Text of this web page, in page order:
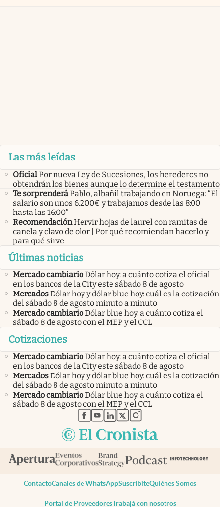
Las más leídas
OficialPor nueva Ley de Sucesiones, los herederos no
obtendrán los bienes aunque lo determine el testamento
Te sorprenderáPablo, albañil trabajando en Noruega: “El
salario son unos 6.200€ y trabajamos desde las 8:00
hasta las 16:00”
RecomendaciónHervir hojas de laurel con ramitas de
canela y clavo de olor | Por qué recomiendan hacerlo y
para qué sirve
Últimas noticias
Mercado cambiarioDólar hoy: a cuánto cotiza el oficial
en los bancos de la City este sábado 8 de agosto
MercadosDólar hoy y dólar blue hoy: cuál es la cotización
del sábado 8 de agosto minuto a minuto
Mercado cambiarioDólar blue hoy: a cuánto cotiza el
sábado 8 de agosto con el MEP y el CCL
Cotizaciones
Mercado cambiarioDólar hoy: a cuánto cotiza el oficial
en los bancos de la City este sábado 8 de agosto
MercadosDólar hoy y dólar blue hoy: cuál es la cotización
del sábado 8 de agosto minuto a minuto
Mercado cambiarioDólar blue hoy: a cuánto cotiza el
sábado 8 de agosto con el MEP y el CCL
abre en nueva pestaña
abre en nueva pestaña
abre en nueva pestaña
abre en nueva pestaña
abre en nueva pestaña
ContactoCanales de WhatsAppSuscribiteQuiénes Somos
Portal de ProveedoresTrabajá con nosotros